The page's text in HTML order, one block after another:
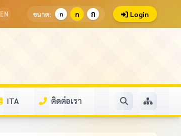
EN ขนาด: ก ก ก Login
ITA ติดต่อเรา